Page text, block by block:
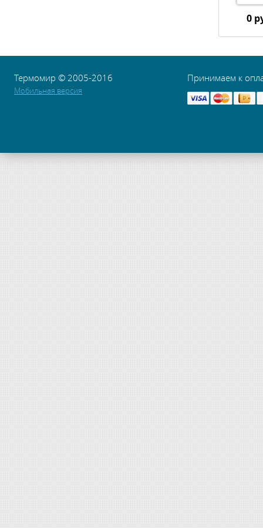
0
Термомир © 2005-2016
Мобильная версия
Принимаем к